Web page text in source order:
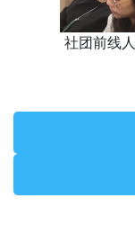
社团前线